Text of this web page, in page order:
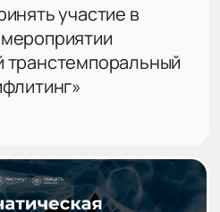
участие в
транстемпоральный